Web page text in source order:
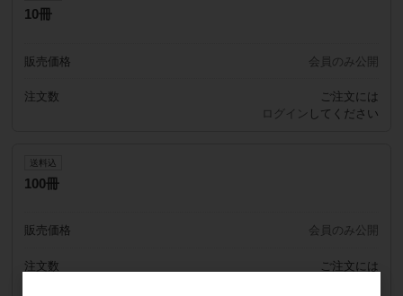
10冊
販売価格 会員のみ公開
注文数
ご注文には
ログイン してください
送料込
100冊
販売価格 会員のみ公開
注文数
ご注文には